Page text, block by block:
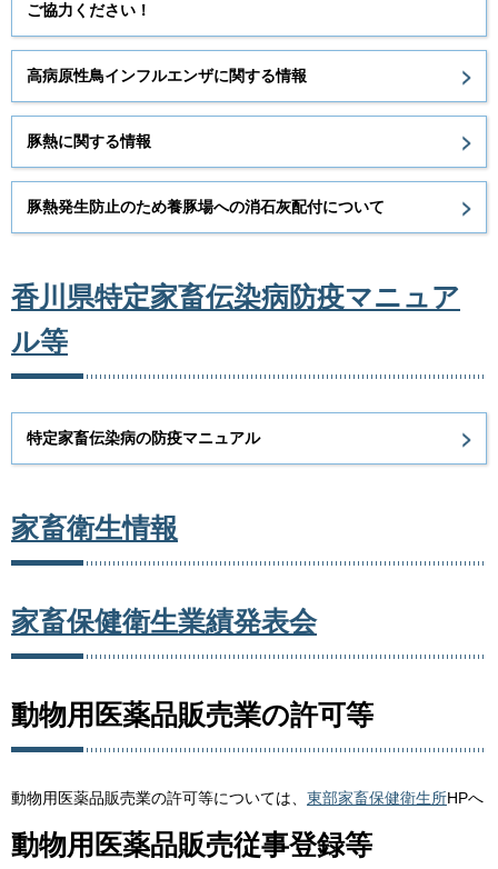
ご協力ください！
高病原性鳥インフルエンザに関する情報
豚熱に関する情報
豚熱発生防止のため養豚場への消石灰配付について
香川県特定家畜伝染病防疫マニュア
ル等
特定家畜伝染病の防疫マニュアル
家畜衛生情報
家畜保健衛生業績発表会
動物用医薬品販売業の許可等
動物用医薬品販売業の許可等については、 東部家畜保健衛生所HPへ
動物用医薬品販売従事登録等